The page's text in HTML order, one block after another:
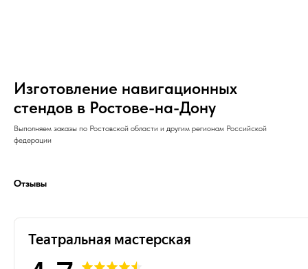
Изготовление навигационных
стендов в Ростове-на-Дону
Выполняем заказы по Ростовской области и другим регионам Российской
федерации
Отзывы